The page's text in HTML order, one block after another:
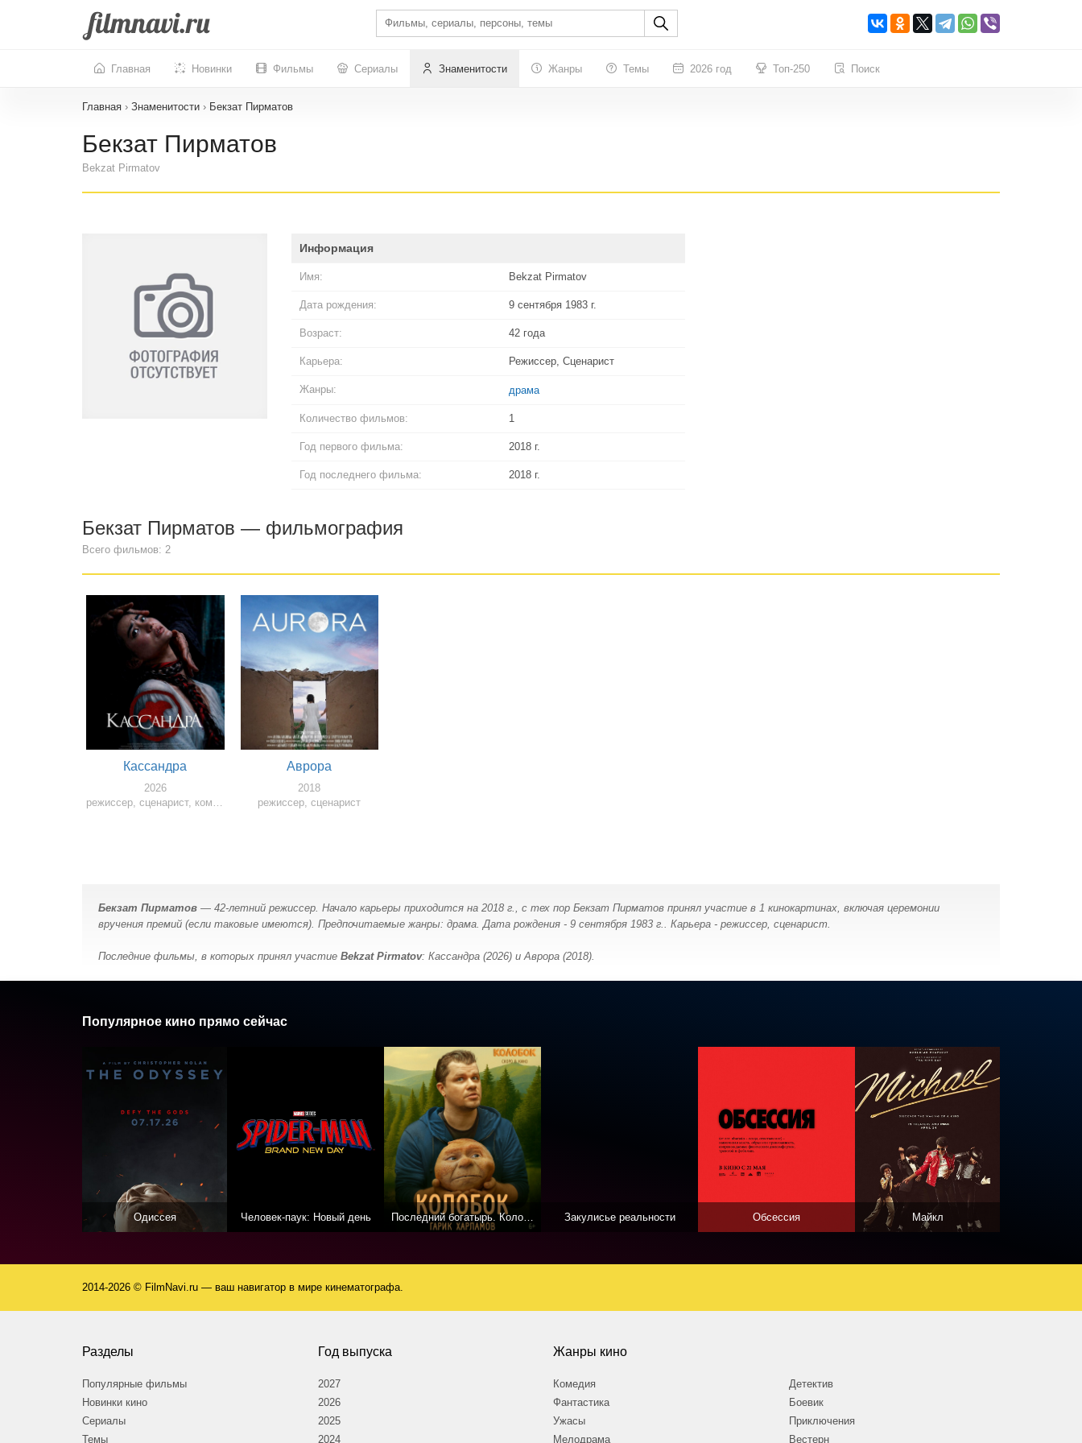
Главная Новинки Фильмы Сериалы Знаменитости Жанры Темы 2026 год Топ-250 Поиск
Главная › Знаменитости › Бекзат Пирматов
Бекзат Пирматов
Bekzat Pirmatov
Информация
Имя: Bekzat Pirmatov
Дата рождения: 9 сентября 1983 г.
Возраст: 42 года
Карьера: Режиссер, Сценарист
Жанры: драма
Количество фильмов: 1
Год первого фильма: 2018 г.
Год последнего фильма: 2018 г.
Бекзат Пирматов — фильмография
Всего фильмов: 2
Кассандра
2026
режиссер, сценарист, композитор
Аврора
2018
режиссер, сценарист
Бекзат Пирматов — 42-летний режиссер. Начало карьеры приходится на 2018 г., с тех пор Бекзат Пирматов принял участие в 1 кинокартинах, включая церемонии
вручения премий (если таковые имеются). Предпочитаемые жанры: драма. Дата рождения - 9 сентября 1983 г.. Карьера - режиссер, сценарист.
Последние фильмы, в которых принял участие Bekzat Pirmatov: Кассандра (2026) и Аврора (2018).
Популярное кино прямо сейчас
Одиссея Человек-паук: Новый день Последний богатырь. Колобок Закулисье реальности Обсессия Майкл
2014-2026 © FilmNavi.ru — ваш навигатор в мире кинематографа.
Разделы
Популярные фильмы
Новинки кино
Сериалы
Темы
Год выпуска
2027
2026
2025
2024
Жанры кино
Комедия
Фантастика
Ужасы
Мелодрама
Детектив
Боевик
Приключения
Вестерн